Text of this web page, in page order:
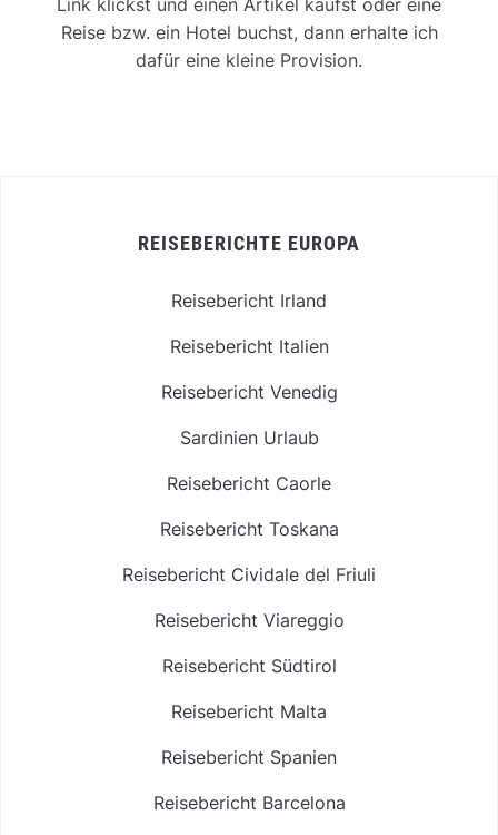
Reise bzw. ein Hotel buchst, dann erhalte ich
dafür eine kleine Provision.
REISEBERICHTE EUROPA
Reisebericht Irland
Reisebericht Italien
Reisebericht Venedig
Sardinien Urlaub
Reisebericht Caorle
Reisebericht Toskana
Reisebericht Cividale del Friuli
Reisebericht Viareggio
Reisebericht Südtirol
Reisebericht Malta
Reisebericht Spanien
Reisebericht Barcelona